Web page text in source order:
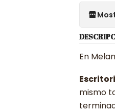
En
mismo